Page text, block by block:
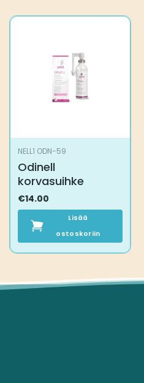
NELL1 ODN-59
Odinell
korvasuihke
€14.00
Lisää
ostoskoriin